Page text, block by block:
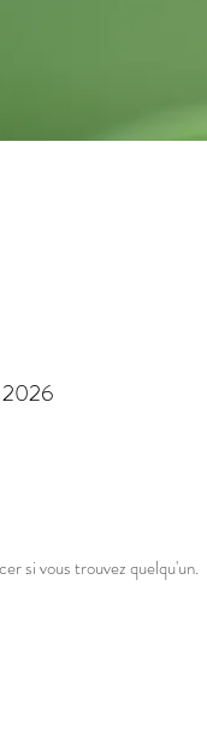
vous trouvez quelqu'un.
2026